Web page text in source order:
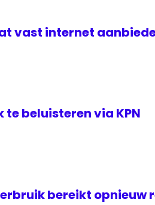
vast internet
te beluisteren via KPN
bereikt opnieuw